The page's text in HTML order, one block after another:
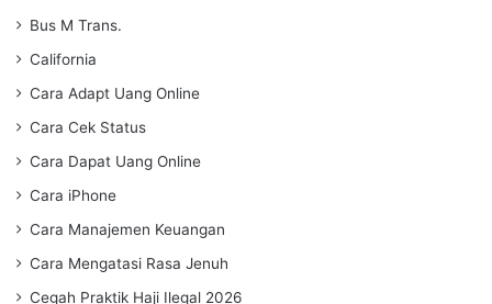
Bus M Trans.
California
Cara Adapt Uang Online
Cara Cek Status
Cara Dapat Uang Online
Cara iPhone
Cara Manajemen Keuangan
Cara Mengatasi Rasa Jenuh
Cegah Praktik Haji Ilegal 2026